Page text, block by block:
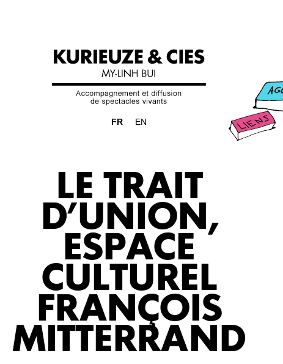
FR EN
LE TRAIT
D’UNION,
ESPACE
CULTUREL
FRANÇOIS
MITTERRAND